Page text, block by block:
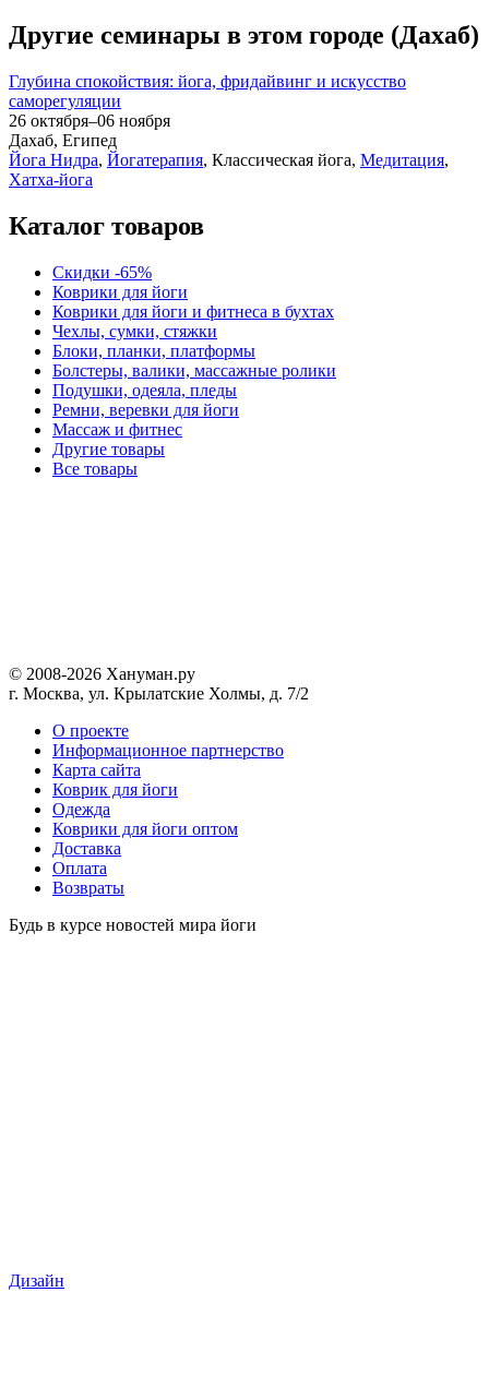
Другие семинары в этом городе (Дахаб)
Глубина спокойствия: йога, фридайвинг и искусство
саморегуляции
26 октября–06 ноября
Дахаб, Египед
Йога Нидра, Йогатерапия, Классическая йога, Медитация,
Хатха-йога
Каталог товаров
Скидки -65%
Коврики для йоги
Коврики для йоги и фитнеса в бухтах
Чехлы, сумки, стяжки
Блоки, планки, платформы
Болстеры, валики, массажные ролики
Подушки, одеяла, пледы
Ремни, веревки для йоги
Массаж и фитнес
Другие товары
Все товары
© 2008-2026 Хануман.ру
г. Москва, ул. Крылатские Холмы, д. 7/2
O проекте
Информационное партнерство
Карта сайта
Коврик для йоги
Одежда
Коврики для йоги оптом
Доставка
Оплата
Возвраты
Будь в курсе новостей мира йоги
Дизайн